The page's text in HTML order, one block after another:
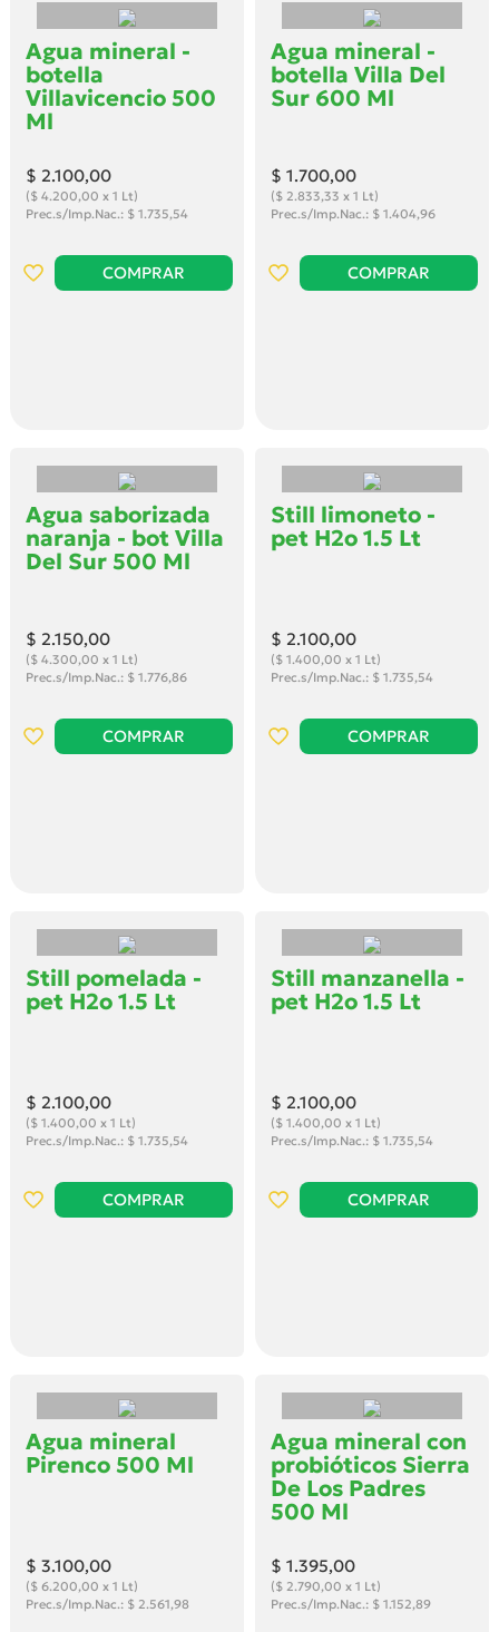
Agua mineral -
botella
Villavicencio 500
Ml
$ 2.100,00
($ 4.200,00 x 1 Lt)
Prec.s/Imp.Nac.: $ 1.735,54
COMPRAR
Agua mineral -
botella Villa Del
Sur 600 Ml
$ 1.700,00
($ 2.833,33 x 1 Lt)
Prec.s/Imp.Nac.: $ 1.404,96
COMPRAR
Agua saborizada
naranja - bot Villa
Del Sur 500 Ml
$ 2.150,00
($ 4.300,00 x 1 Lt)
Prec.s/Imp.Nac.: $ 1.776,86
COMPRAR
Still limoneto -
pet H2o 1.5 Lt
$ 2.100,00
($ 1.400,00 x 1 Lt)
Prec.s/Imp.Nac.: $ 1.735,54
COMPRAR
Still pomelada -
pet H2o 1.5 Lt
$ 2.100,00
($ 1.400,00 x 1 Lt)
Prec.s/Imp.Nac.: $ 1.735,54
COMPRAR
Still manzanella -
pet H2o 1.5 Lt
$ 2.100,00
($ 1.400,00 x 1 Lt)
Prec.s/Imp.Nac.: $ 1.735,54
COMPRAR
Agua mineral
Pirenco 500 Ml
$ 3.100,00
($ 6.200,00 x 1 Lt)
Prec.s/Imp.Nac.: $ 2.561,98
Agua mineral con
probióticos Sierra
De Los Padres
500 Ml
$ 1.395,00
($ 2.790,00 x 1 Lt)
Prec.s/Imp.Nac.: $ 1.152,89